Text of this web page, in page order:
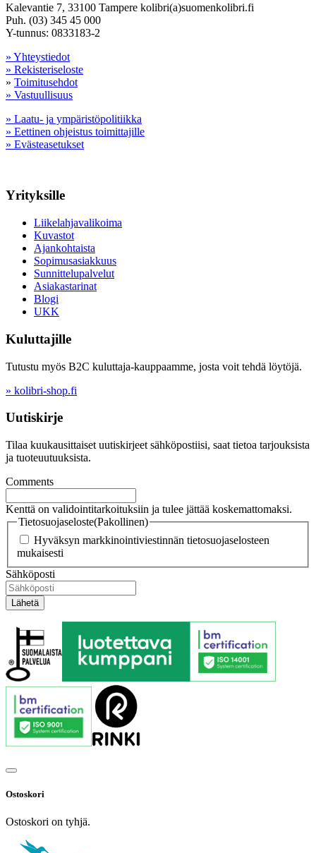
Kalevantie 7, 33100 Tampere kolibri(a)suomenkolibri.fi
Puh. (03) 345 45 000
Y-tunnus: 0833183-2
» Yhteystiedot
» Rekisteriseloste
» Toimitusehdot
» Vastuullisuus
» Laatu- ja ympäristöpolitiikka
» Eettinen ohjeistus toimittajille
» Evästeasetukset
Yrityksille
Liikelahjavalikoima
Kuvastot
Ajankohtaista
Sopimusasiakkuus
Sunnittelupalvelut
Asiakastarinat
Blogi
UKK
Kuluttajille
Tutustu myös B2C kuluttaja-kauppaamme, josta voit tehdä löytöjä.
» kolibri-shop.fi
Uutiskirje
Tilaa kuukausittaiset uutiskirjeet sähköpostiisi, saat tietoa tarjouksista
ja tuoteuutuuksista.
Comments
Kenttä on validointitarkoituksiin ja tulee jättää koskemattomaksi.
Tietosuojaseloste(Pakollinen)
Hyväksyn markkinointiviestinnän tietosuojaselosteen
mukaisesti
Sähköposti
Ostoskori
Ostoskori on tyhjä.